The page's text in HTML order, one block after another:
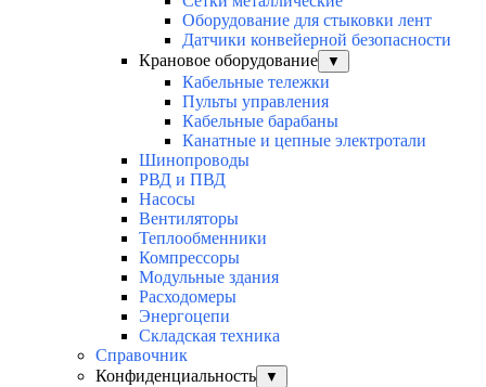
Оборудование для стыковки лент
Датчики конвейерной безопасности
Крановое оборудование
▼
Кабельные тележки
Пульты управления
Кабельные барабаны
Канатные и цепные электротали
Шинопроводы
РВД и ПВД
Насосы
Вентиляторы
Теплообменники
Компрессоры
Модульные здания
Расходомеры
Энергоцепи
Складская техника
Справочник
Конфиденциальность
▼